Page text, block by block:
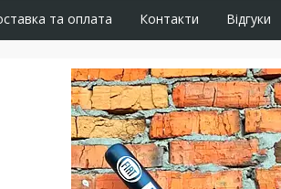
та оплата Контакти Відгуки